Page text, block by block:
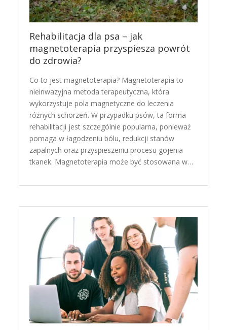
Rehabilitacja dla psa – jak
magnetoterapia przyspiesza powrót
do zdrowia?
Co to jest magnetoterapia? Magnetoterapia to
nieinwazyjna metoda terapeutyczna, która
wykorzystuje pola magnetyczne do leczenia
różnych schorzeń. W przypadku psów, ta forma
rehabilitacji jest szczególnie popularna, ponieważ
pomaga w łagodzeniu bólu, redukcji stanów
zapalnych oraz przyspieszeniu procesu gojenia
tkanek. Magnetoterapia może być stosowana w…